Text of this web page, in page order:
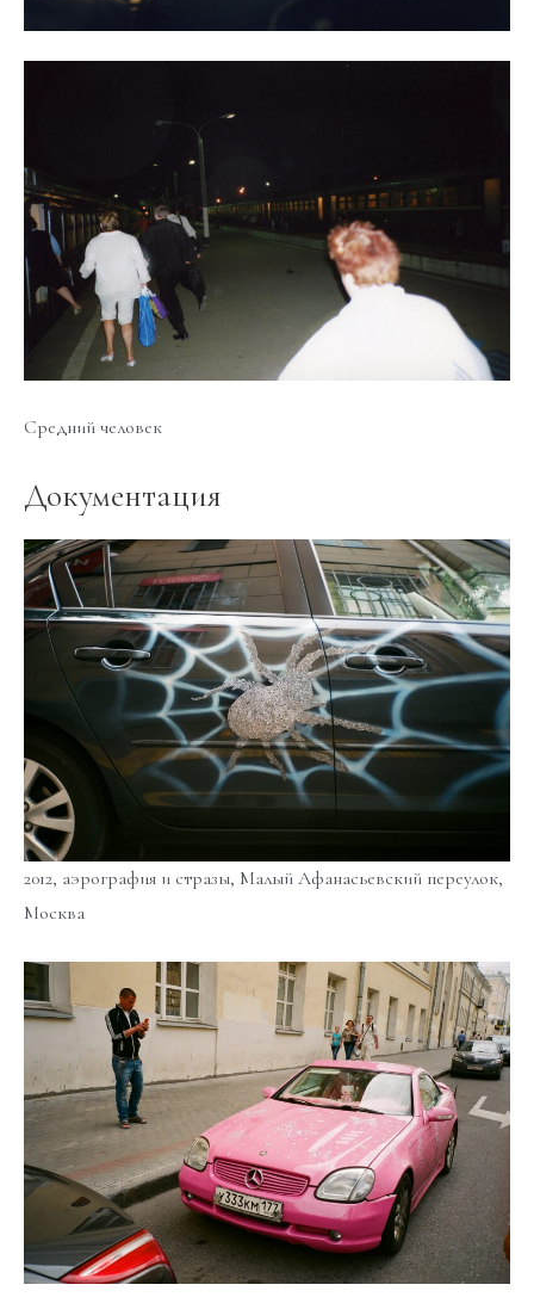
Средний человек
Документация
2012, аэрография и стразы, Малый Афанасьевский переулок,
Москва